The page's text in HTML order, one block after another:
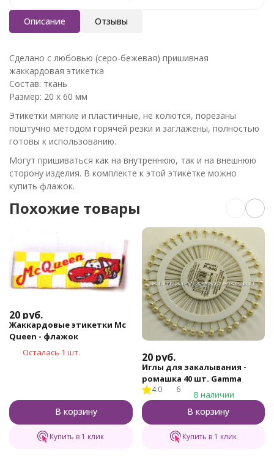
Описание Отзывы
Сделано с любовью (серо-бежевая) пришивная
жаккардовая этикетка
Состав: ткань
Размер: 20 х 60 мм
Этикетки мягкие и пластичные, не колются, порезаны
поштучно методом горячей резки и заглажены, полностью
готовы к использованию.
Могут пришиваться как на внутреннюю, так и на внешнюю
сторону изделия. В комплекте к этой этикетке можно
купить флажок.
Похожие товары
20 руб.
Жаккардовые этикетки Mc
Queen - флажок
Осталась 1 шт.
В корзину
Купить в 1 клик
20 руб.
Иглы для закалывания -
ромашка 40 шт. Gamma
4.0 6 В наличии
В корзину
Купить в 1 клик